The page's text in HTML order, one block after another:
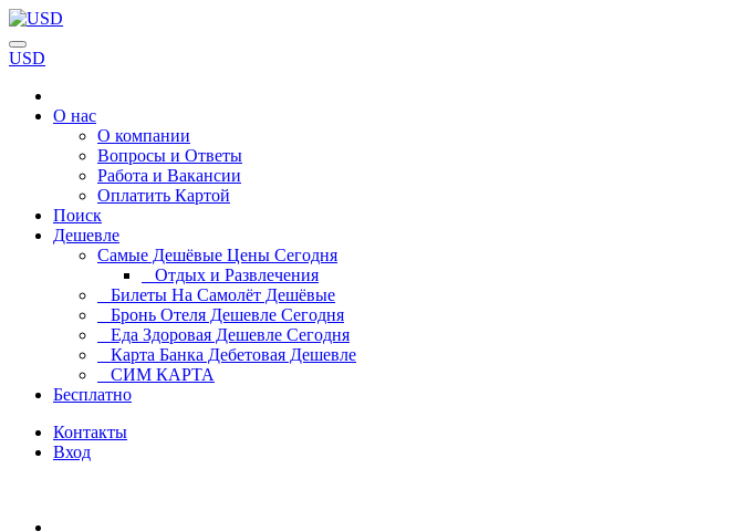
USD
О нас
О компании
Вопросы и Ответы
Работа и Вакансии
Оплатить Картой
Поиск
Дешевле
Самые Дешёвые Цены Сегодня
Отдых и Развлечения
Билеты На Самолёт Дешёвые
Бронь Отеля Дешевле Сегодня
Еда Здоровая Дешевле Сегодня
Карта Банка Дебетовая Дешевле
СИМ КАРТА
Бесплатно
Контакты
Вход